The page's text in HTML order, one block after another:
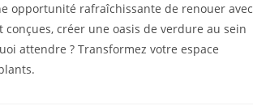
opportunité rafraîchissante de renouer avec
créer une oasis de verdure au sein
attendre ? Transformez votre espace